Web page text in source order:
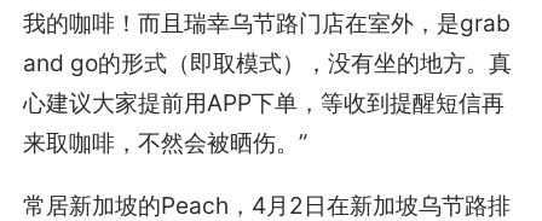
我的咖啡！而且瑞幸乌节路门店在室外，是grab
and go的形式（即取模式），没有坐的地方。真
心建议大家提前用APP下单，等收到提醒短信再
来取咖啡，不然会被晒伤。”
常居新加坡的Peach，4月2日在新加坡乌节路排